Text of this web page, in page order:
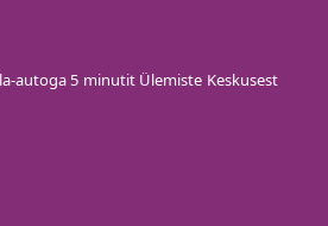
autoga 5 minutit Ülemiste Keskusest